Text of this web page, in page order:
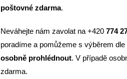
poštovné zdarma.
Neváhejte nám zavolat na +420 774
poradíme a pomůžeme s výběrem
osobně prohlédnout. V případě
zdarma.